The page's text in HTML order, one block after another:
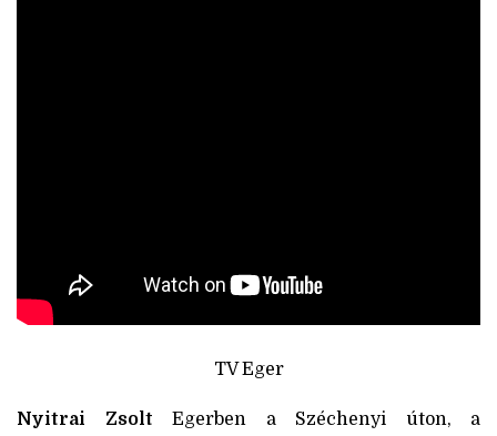
TV Eger
Nyitrai Zsolt Egerben a Széchenyi úton, a